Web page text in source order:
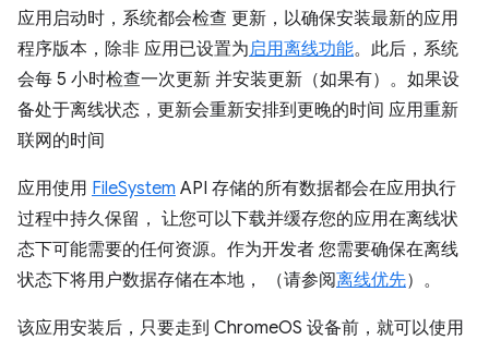
应用启动时，系统都会检查 更新，以确保安装最新的应用
程序版本，除非 应用已设置为启用离线功能。此后，系统
会每 5 小时检查一次更新 并安装更新（如果有）。如果设
备处于离线状态，更新会重新安排到更晚的时间 应用重新
联网的时间
应用使用 FileSystem API 存储的所有数据都会在应用执行
过程中持久保留， 让您可以下载并缓存您的应用在离线状
态下可能需要的任何资源。作为开发者 您需要确保在离线
状态下将用户数据存储在本地， （请参阅离线优先）。
该应用安装后，只要走到 ChromeOS 设备前，就可以使用